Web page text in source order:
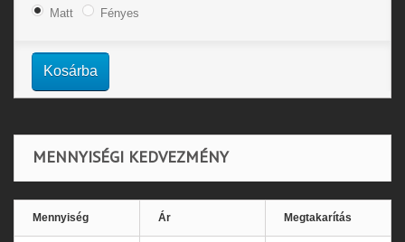
Matt
Fényes
Kosárba
MENNYISÉGI KEDVEZMÉNY
Mennyiség Ár Megtakarítás